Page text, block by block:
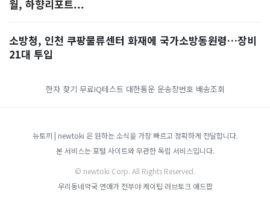
월, 하향리포트...
소방청, 인천 쿠팡물류센터 화재에 국가소방동원령…장비
21대 투입
한자 찾기 무료IQ테스트 대한통운 운송장번호 배송조회
뉴토끼 | newtoki 은 원하는 소식을 가장 빠르고 정확하게 전달합니다.
본 서비스는 포털 사이트와 무관한 독립 서비스입니다.
© newtoki Corp. All Rights Reserved.
우리동네약국 연애가 전부야 케이팁 러브토크 애드팝